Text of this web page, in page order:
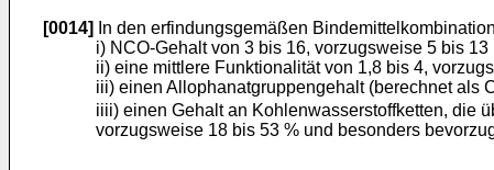
[0014]
In den erfindungsgemäßen
i) NCO-Gehalt von 3 bis 16, vorzugsweise 5 bis
ii) eine mittlere Funktionalität von 1,8 bis 4,
iii) einen Allophanatgruppengehalt (berechnet als
iiii) einen Gehalt an Kohlenwasserstoffketten, die
vorzugsweise 18 bis 53 % und besonders